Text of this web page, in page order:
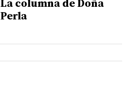
Perla